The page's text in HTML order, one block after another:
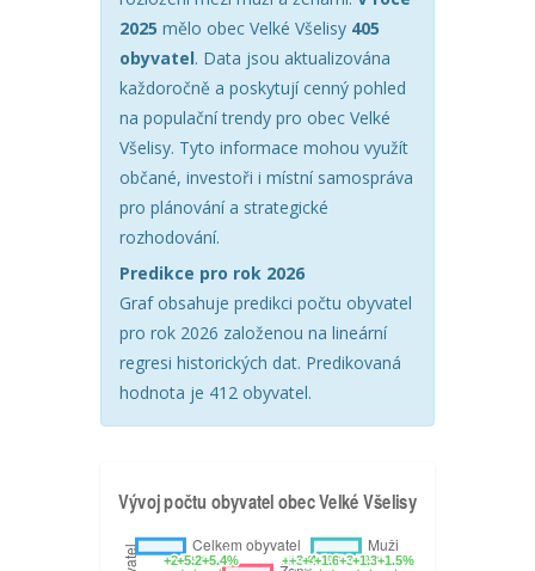
2025 mělo obec Velké Všelisy 405
obyvatel. Data jsou aktualizována
každoročně a poskytují cenný pohled
na populační trendy pro obec Velké
Všelisy. Tyto informace mohou využít
občané, investoři i místní samospráva
pro plánování a strategické
rozhodování.
Predikce pro rok 2026
Graf obsahuje predikci počtu obyvatel
pro rok 2026 založenou na lineární
regresi historických dat. Predikovaná
hodnota je 412 obyvatel.